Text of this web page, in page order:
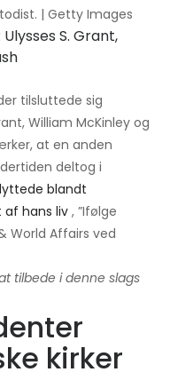
| Getty Images
Ulysses S. Grant,
tilsluttede sig
William McKinley og
at en anden
deltog i
blandt
af hans liv, ”Ifølge
World Affairs ved
tilbede i denne slags
kirker